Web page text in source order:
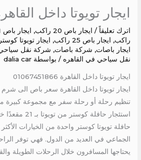
ايجار تويوتا داخل
اترك تعليقاً / ايجار باص 20 راكب , ايجار باص 21 راكب
راكب, ايجار باص 25 راكب , ايجار تويوتا
ايجار باصات, شركة باصات, شركة نقل
نقل سياحي في القاهره / بواسطة dalia car
ايجار تويوتا داخل القاهرة 01067451866
ايجار تويوتا داخل القاهرة سعر باص الى شرم
تنظيم رحلة أو رحلة سفر مع مجموعة كبيرة
استئجار حافلة
حافلة تويوتا كوستر واحدة من الخيارات
الجماعي في العديد من الدول. فهي توفر
يحتاجها المسافرون خلال الرحلات الطويلة